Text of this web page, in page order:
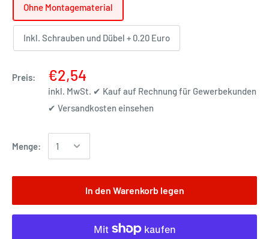
Ohne Montagematerial
Inkl. Schrauben und Dübel + 0.20 Euro
Preis: €2,54
inkl. MwSt. ✔ Kauf auf Rechnung für Gewerbekunden
✔ Versandkosten einsehen
Menge:
In den Warenkorb legen